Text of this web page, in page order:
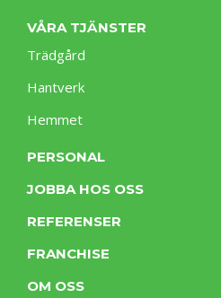
VÅRA TJÄNSTER
Trädgård
Hantverk
Hemmet
PERSONAL
JOBBA HOS OSS
REFERENSER
FRANCHISE
OM OSS